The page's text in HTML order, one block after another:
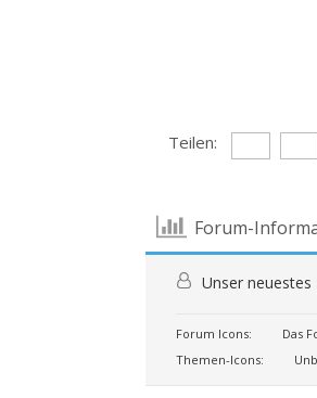
Teilen:
Forum-
Unser neuestes
Forum Icons: Das
Themen-Icons: